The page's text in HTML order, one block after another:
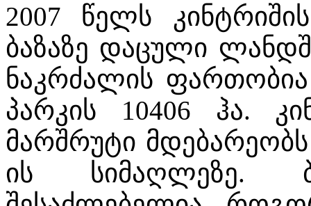
2007 წელს
ბაზაზე დაცული
ნაკრძალის
პარკის 10406 ჰა.
მარშრუტი
ის სიმაღლეზე.